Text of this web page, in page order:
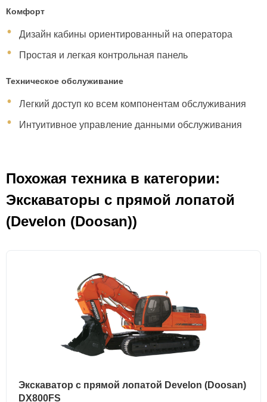
Комфорт
Дизайн кабины ориентированный на оператора
Простая и легкая контрольная панель
Техническое обслуживание
Легкий доступ ко всем компонентам обслуживания
Интуитивное управление данными обслуживания
Похожая техника в категории:
Экскаваторы с прямой лопатой
(Develon (Doosan))
Экскаватор с прямой лопатой Develon (Doosan)
DX800FS